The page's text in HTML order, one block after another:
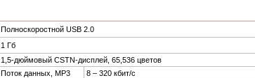
Полноскоростной USB 2.0
1 Гб
1,5-дюймовый CSTN-дисплей, 65,536 цветов
Поток данных, MP3
8 – 320 кбит/с